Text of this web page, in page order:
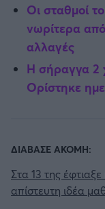
Οι σταθμοί
νωρίτερα
αλλαγές
Η σήραγγα 2
Ορίστηκε
ΔΙΑΒΑΣΕ ΑΚΟΜΗ:
Στα 13 της
απίστευτη ιδέα